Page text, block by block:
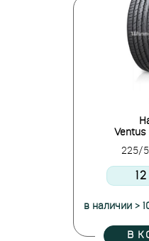
Ventus
225/
в наличии >
В